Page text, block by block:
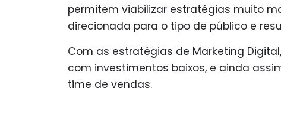
permitem viabilizar estratégias muito
direcionada para o tipo de público e
Com as estratégias de Marketing
com investimentos baixos, e ainda
time de vendas.